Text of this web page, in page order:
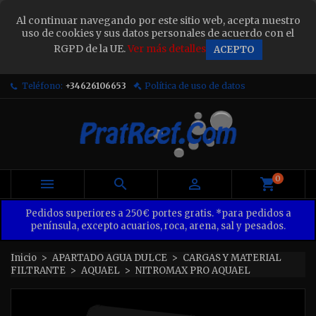
Al continuar navegando por este sitio web, acepta nuestro
uso de cookies y sus datos personales de acuerdo con el
RGPD de la UE.Ver más detalles ACEPTO
Teléfono: +34626106653 Política de uso de datos
   0
Pedidos superiores a 250€ portes gratis. *para pedidos a
península, excepto acuarios, roca, arena, sal y pesados.
Inicio APARTADO AGUA DULCE
CARGAS Y MATERIAL
FILTRANTE
AQUAEL NITROMAX PRO AQUAEL
Sign in ×
You need to be logged in to save products in your
wish list.